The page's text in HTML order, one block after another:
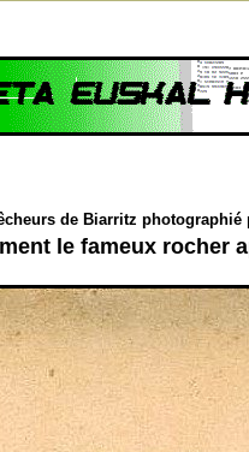
de Biarritz photographié
le fameux rocher